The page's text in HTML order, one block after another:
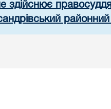
здійснює